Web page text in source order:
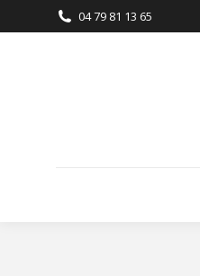
04 79 81 13 65